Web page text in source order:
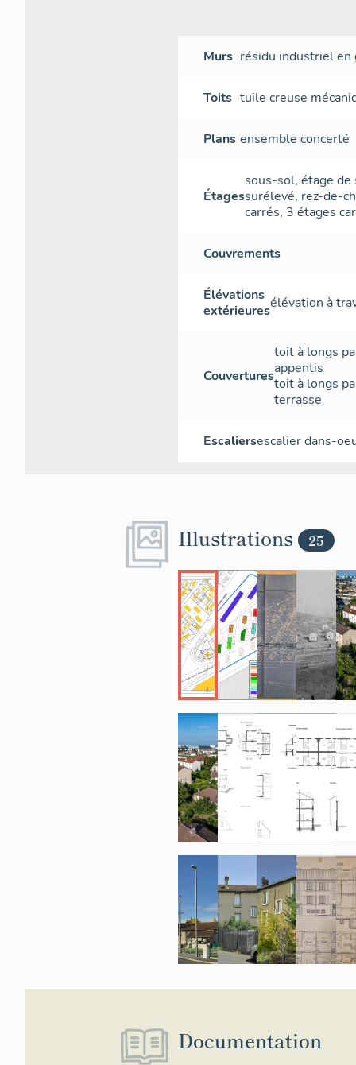
Murs résidu industriel
Toits tuile creuse
Plans ensemble concerté
Étages
sous-sol, étage de
surélevé, rez-de-
carrés, 3 étages
Couvrements
Élévations
extérieuresélévation à
Couvertures
toit à longs
appentis
toit à longs
terrasse
Escaliersescalier dans-
Illustrations 25
Documentation